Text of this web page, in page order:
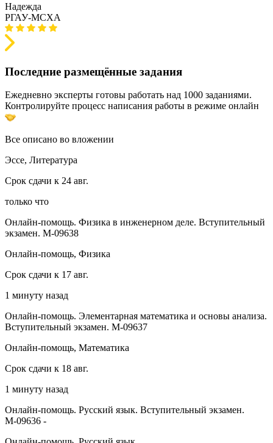
Надежда
РГАУ-МСХА
Последние размещённые задания
Ежедневно эксперты готовы работать над 1000 заданиями.
Контролируйте процесс написания работы в режиме онлайн
Все описано во вложении
Эссе, Литература
Срок сдачи к 24 авг.
только что
Онлайн-помощь. Физика в инженерном деле. Вступительный
экзамен. М-09638
Онлайн-помощь, Физика
Срок сдачи к 17 авг.
1 минуту назад
Онлайн-помощь. Элементарная математика и основы анализа.
Вступительный экзамен. М-09637
Онлайн-помощь, Математика
Срок сдачи к 18 авг.
1 минуту назад
Онлайн-помощь. Русский язык. Вступительный экзамен.
М-09636 -